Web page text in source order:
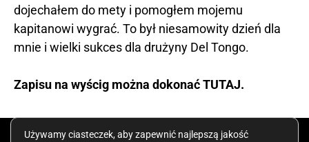
dojechałem do mety i pomogłem mojemu
kapitanowi wygrać. To był niesamowity dzień dla
mnie i wielki sukces dla drużyny Del Tongo.
Zapisu na wyścig można dokonaćTUTAJ.
COPYRIGHT © ALL RIGHTS RESERVED. CREATED BY
Używamy ciasteczek, aby zapewnić najlepszą jakość